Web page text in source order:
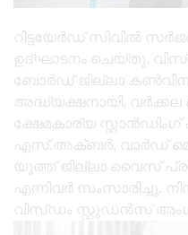
റിട്ടയേർഡ് സിവിൽ
ഉദ്ഘാടനം ചെയ്തു.
ബോർഡ് ജില്ലാ
അദ്ധ്യക്ഷനായി,
ക്ഷേമകാര്യ സ്റ്റാൻഡിംഗ്
എസ്.അക്ബർ, വാർഡ്
യൂത്ത് ജില്ലാ വൈസ്
എന്നിവർ സംസാരിച്ചു.
വിസ്ഡം സ്റ്റുഡൻസ്